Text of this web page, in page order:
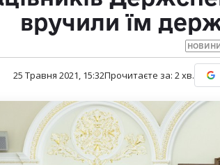
вручили їм
25 Травня 2021, 15:32Прочитаєте за: 2хв.